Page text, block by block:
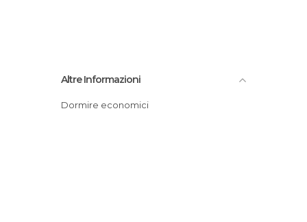
Altre Informazioni
Dormire economici